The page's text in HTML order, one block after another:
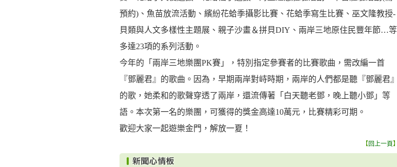
預約)、魚苗放流活動、繽紛花蛤季攝影比賽、花蛤季寫生比賽、巫文隆教授-
貝類與人文多樣性主題展、親子沙畫＆拼貝DIY、兩岸三地原住民豐年節…等
多達23項的系列活動。
今年的「兩岸三地樂團PK賽」，特別指定參賽者的比賽歌曲，需改編一首
『鄧麗君』的歌曲。因為，早期兩岸對峙時期，兩岸的人們都是聽『鄧麗君』
的歌，她柔和的歌聲穿透了兩岸，還流傳著「白天聽老鄧，晚上聽小鄧」等
語。本次第一名的樂團，可獲得的獎金高達10萬元，比賽精彩可期。
歡迎大家一起遊樂金門，解放一夏！
【回上一頁】